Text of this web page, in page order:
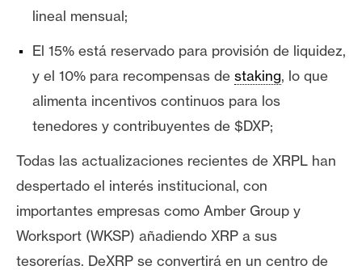
lineal mensual;
El 15% está reservado para provisión de liquidez,
y el 10% para recompensas de staking, lo que
alimenta incentivos continuos para los
tenedores y contribuyentes de $DXP;
Todas las actualizaciones recientes de XRPL han
despertado el interés institucional, con
importantes empresas como Amber Group y
Worksport (WKSP) añadiendo XRP a sus
tesorerías. DeXRP se convertirá en un centro de